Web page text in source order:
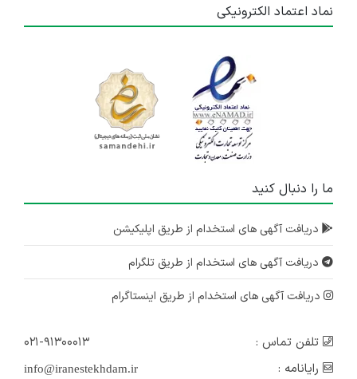
نماد اعتماد الکترونیکی
ما را دنبال کنید
دریافت آگهی های استخدام از طریق اپلیکیشن
دریافت آگهی های استخدام از طریق تلگرام
دریافت آگهی های استخدام از طریق اینستاگرام
تلفن تماس :
۰۲۱-۹۱۳۰۰۰۱۳
رایانامه :
info@iranestekhdam.ir